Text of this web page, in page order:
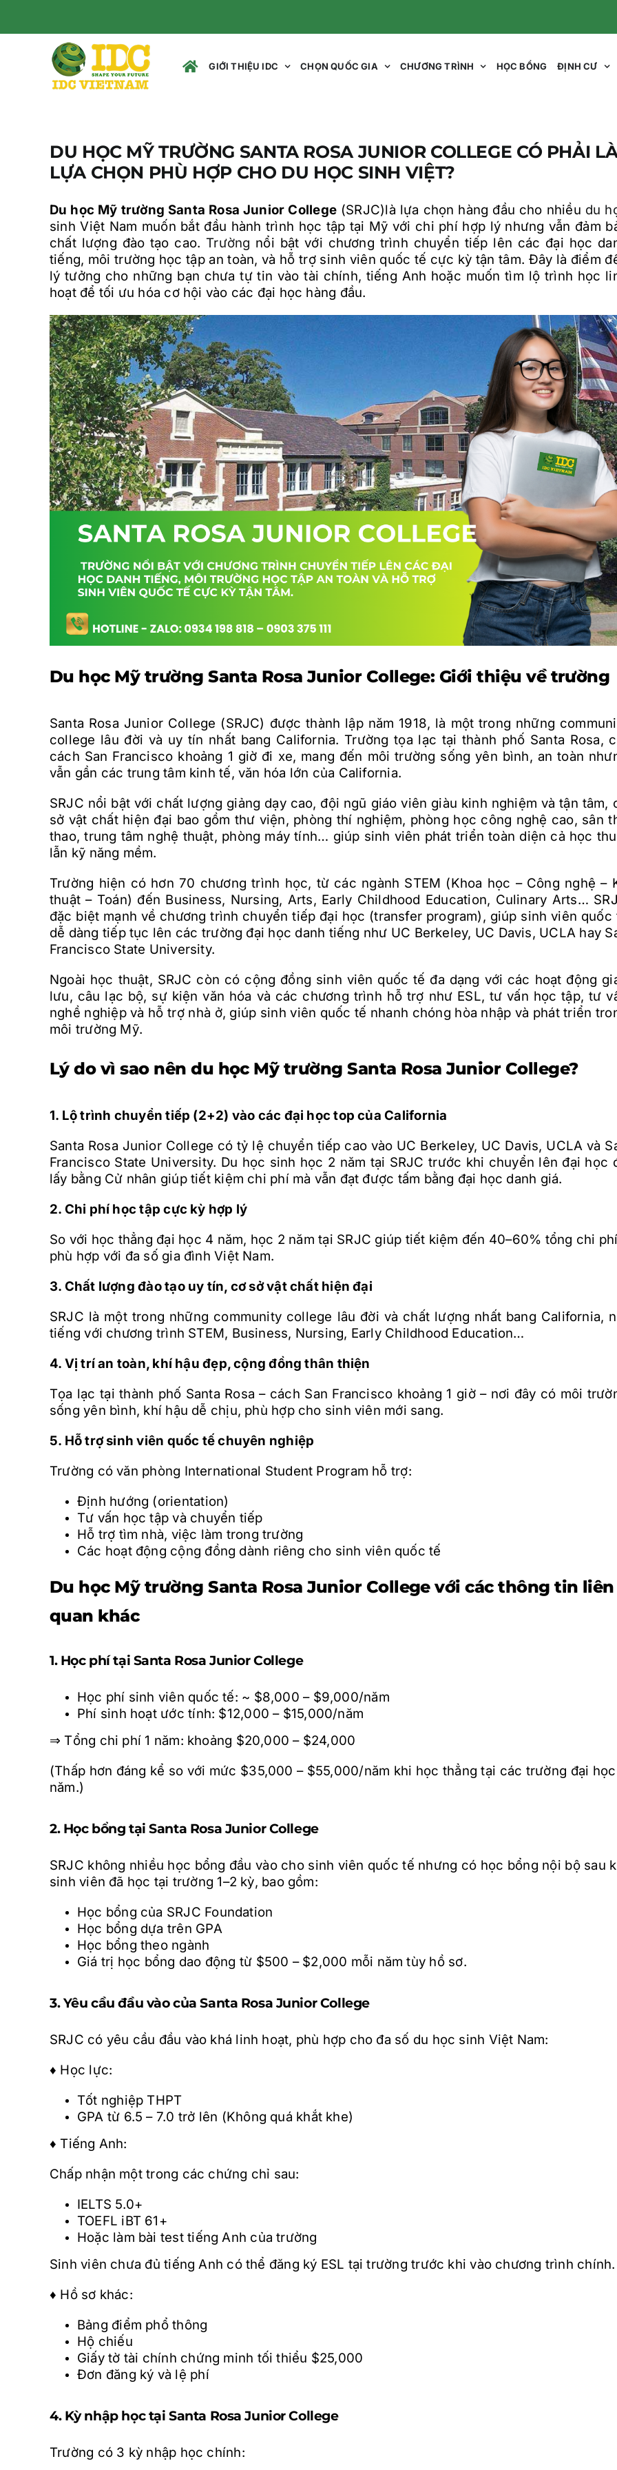
content
GIỚI THIỆU IDC CHỌN QUỐC GIA CHƯƠNG TRÌNH HỌC BỔNG ĐỊNH CƯ
DU HỌC MỸ TRƯỜNG SANTA ROSA JUNIOR COLLEGE CÓ PHẢI
LỰA CHỌN PHÙ HỢP CHO DU HỌC SINH VIỆT?
Du học Mỹ trường Santa Rosa Junior College(SRJC)là lựa chọn hàng đầu cho nhiều du
sinh Việt Nam muốn bắt đầu hành trình học tập tại Mỹ với chi phí hợp lý nhưng vẫn đảm
chất lượng đào tạo cao.Trường nổi bật với chương trình chuyển tiếp lên các đại học
tiếng, môi trường học tập an toàn, và hỗ trợ sinh viên quốc tế cực kỳ tận tâm. Đây là điểm
lý tưởng cho những bạn chưa tự tin vào tài chính, tiếng Anh hoặc muốn tìm lộ trình học
hoạt để tối ưu hóa cơ hội vào các đại học hàng đầu.
Du học Mỹ trường Santa Rosa Junior College: Giới thiệu về trường
Santa Rosa Junior College (SRJC) được thành lập năm 1918, là một trong những
college lâu đời và uy tín nhất bang California. Trường tọa lạc tại thành phố Santa Rosa,
cách San Francisco khoảng 1 giờ đi xe, mang đến môi trường sống yên bình, an toàn
vẫn gần các trung tâm kinh tế, văn hóa lớn của California.
SRJC nổi bật với chất lượng giảng dạy cao, đội ngũ giáo viên giàu kinh nghiệm và tận tâm,
sở vật chất hiện đại bao gồm thư viện, phòng thí nghiệm, phòng học công nghệ cao, sân
thao, trung tâm nghệ thuật, phòng máy tính… giúp sinh viên phát triển toàn diện cả học
lẫn kỹ năng mềm.
Trường hiện có hơn 70 chương trình học, từ các ngành STEM (Khoa học – Công nghệ –
thuật – Toán) đến Business, Nursing, Arts, Early Childhood Education, Culinary Arts…
đặc biệt mạnh về chương trình chuyển tiếp đại học (transfer program), giúp sinh viên quốc
dễ dàng tiếp tục lên các trường đại học danh tiếng như UC Berkeley, UC Davis, UCLA hay
Francisco State University.
Ngoài học thuật, SRJC còn có cộng đồng sinh viên quốc tế đa dạng với các hoạt động
lưu, câu lạc bộ, sự kiện văn hóa và các chương trình hỗ trợ như ESL, tư vấn học tập, tư
nghề nghiệp và hỗ trợ nhà ở, giúp sinh viên quốc tế nhanh chóng hòa nhập và phát triển
môi trường Mỹ.
Lý do vì sao nên du học Mỹ trường Santa Rosa Junior College?
1. Lộ trình chuyển tiếp (2+2) vào các đại học top của California
Santa Rosa Junior College có tỷ lệ chuyển tiếp cao vào UC Berkeley, UC Davis, UCLA và
Francisco State University. Du học sinh học 2 năm tại SRJC trước khi chuyển lên đại học
lấy bằng Cử nhân giúp tiết kiệm chi phí mà vẫn đạt được tấm bằng đại học danh giá.
2. Chi phí học tập cực kỳ hợp lý
So với học thẳng đại học 4 năm, học 2 năm tại SRJC giúp tiết kiệm đến 40–60% tổng chi
phù hợp với đa số gia đình Việt Nam.
3. Chất lượng đào tạo uy tín, cơ sở vật chất hiện đại
SRJC là một trong những community college lâu đời và chất lượng nhất bang California,
tiếng với chương trình STEM, Business, Nursing, Early Childhood Education…
4. Vị trí an toàn, khí hậu đẹp, cộng đồng thân thiện
Tọa lạc tại thành phố Santa Rosa – cách San Francisco khoảng 1 giờ – nơi đây có môi
sống yên bình, khí hậu dễ chịu, phù hợp cho sinh viên mới sang.
5. Hỗ trợ sinh viên quốc tế chuyên nghiệp
Trường có văn phòng International Student Program hỗ trợ:
Định hướng (orientation)
Tư vấn học tập và chuyển tiếp
Hỗ trợ tìm nhà, việc làm trong trường
Các hoạt động cộng đồng dành riêng cho sinh viên quốc tế
Du học Mỹ trường Santa Rosa Junior College với các thông tin liên
quan khác
1. Học phí tại Santa Rosa Junior College
Học phí sinh viên quốc tế: ~ $8,000 – $9,000/năm
Phí sinh hoạt ước tính: $12,000 – $15,000/năm
⇒ Tổng chi phí 1 năm: khoảng $20,000 – $24,000
(Thấp hơn đáng kể so với mức $35,000 – $55,000/năm khi học thẳng tại các trường đại
năm.)
2. Học bổng tại Santa Rosa Junior College
SRJC không nhiều học bổng đầu vào cho sinh viên quốc tế nhưng có học bổng nội bộ sau
sinh viên đã học tại trường 1–2 kỳ, bao gồm:
Học bổng của SRJC Foundation
Học bổng dựa trên GPA
Học bổng theo ngành
Giá trị học bổng dao động từ $500 – $2,000 mỗi năm tùy hồ sơ.
3. Yêu cầu đầu vào của Santa Rosa Junior College
SRJC có yêu cầu đầu vào khá linh hoạt, phù hợp cho đa số du học sinh Việt Nam:
♦ Học lực:
Tốt nghiệp THPT
GPA từ 6.5 – 7.0 trở lên (Không quá khắt khe)
♦ Tiếng Anh:
Chấp nhận một trong các chứng chỉ sau:
IELTS 5.0+
TOEFL iBT 61+
Hoặc làm bài test tiếng Anh của trường
Sinh viên chưa đủ tiếng Anh có thể đăng ký ESL tại trường trước khi vào chương trình chính.
♦ Hồ sơ khác:
Bảng điểm phổ thông
Hộ chiếu
Giấy tờ tài chính chứng minh tối thiểu $25,000
Đơn đăng ký và lệ phí
4. Kỳ nhập học tại Santa Rosa Junior College
Trường có 3 kỳ nhập học chính: